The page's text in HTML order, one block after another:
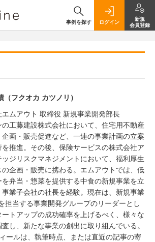
事例を探す ログイン
新規
会員登録
（フクオカ カツノリ）
ムアウト 取締役 新規事業開発部長
の工藤建設株式会社において、住宅用不動産
画・販売促進など、一連の事業計画の立案
推進。その後、保険サービスの株式会社ア
ッジリスクマネジメントにおいて、福利厚生
企画・販売に携わる。エムアウトでは、低
を弁当・惣菜を提供する中食の新規事業を立
事業子会社の社長を経験。現在は、新規事業
担当する事業開発グループのリーダーとし
ートアップの成功確率を上げるべく、様々な
し、新たな事業の創出に取り組んでいる。
ールは、執筆時点、または直近の記事の寄